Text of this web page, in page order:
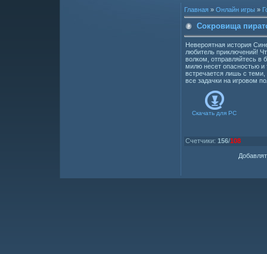
Главная » Онлайн игры »
Сокровища
Невероятная история
любитель приключений!
волком, отправляйтесь в
милю несет опасностью
встречается лишь с
все задачки на игровом
Скачать для PC
Счетчики: 156/108